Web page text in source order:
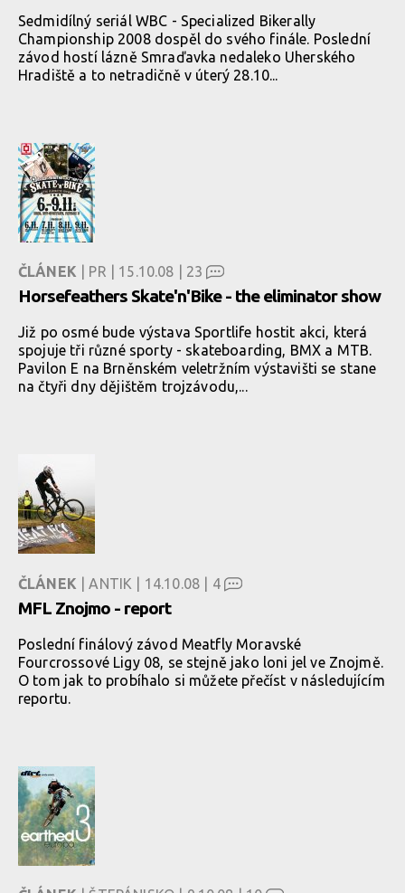
Sedmidílný seriál WBC - Specialized Bikerally
Championship 2008 dospěl do svého finále. Poslední
závod hostí lázně Smraďavka nedaleko Uherského
Hradiště a to netradičně v úterý 28.10...
ČLÁNEK | PR | 15.10.08 | 23
Horsefeathers Skate'n'Bike - the eliminator show
Již po osmé bude výstava Sportlife hostit akci, která
spojuje tři různé sporty - skateboarding, BMX a MTB.
Pavilon E na Brněnském veletržním výstavišti se stane
na čtyři dny dějištěm trojzávodu,...
ČLÁNEK | ANTIK | 14.10.08 | 4
MFL Znojmo - report
Poslední finálový závod Meatfly Moravské
Fourcrossové Ligy 08, se stejně jako loni jel ve Znojmě.
O tom jak to probíhalo si můžete přečíst v následujícím
reportu.